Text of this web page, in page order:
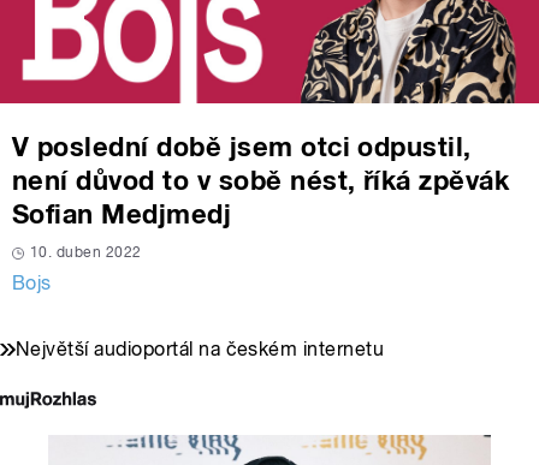
V poslední době jsem otci odpustil,
není důvod to v sobě nést, říká zpěvák
Sofian Medjmedj
10. duben 2022
Bojs
Největší audioportál na českém internetu